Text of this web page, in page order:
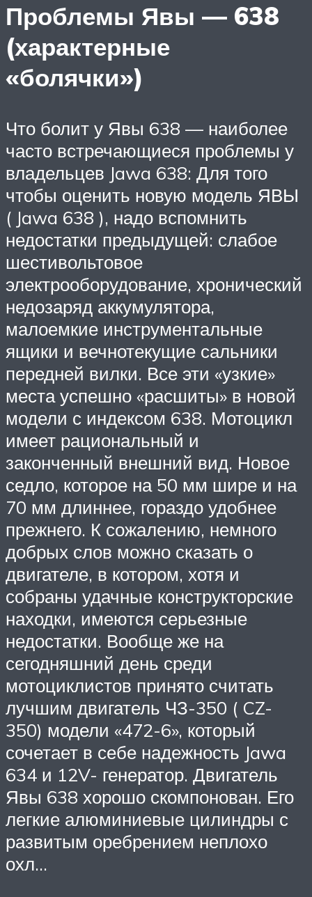
Проблемы Явы — 638
(характерные
«болячки»)
Что болит у Явы 638 — наиболее
часто встречающиеся проблемы у
владельцев Jawa 638: Для того
чтобы оценить новую модель ЯВЫ
( Jawa 638 ), надо вспомнить
недостатки предыдущей: слабое
шестивольтовое
электрооборудование, хронический
недозаряд аккумулятора,
малоемкие инструментальные
ящики и вечнотекущие сальники
передней вилки. Все эти «узкие»
места успешно «расшиты» в новой
модели с индексом 638. Мотоцикл
имеет рациональный и
законченный внешний вид. Новое
седло, которое на 50 мм шире и на
70 мм длиннее, гораздо удобнее
прежнего. К сожалению, немного
добрых слов можно сказать о
двигателе, в котором, хотя и
собраны удачные конструкторские
находки, имеются серьезные
недостатки. Вообще же на
сегодняшний день среди
мотоциклистов принято считать
лучшим двигатель ЧЗ-350 ( CZ-
350) модели «472-6», который
сочетает в себе надежность Jawa
634 и 12V- генератор. Двигатель
Явы 638 хорошо скомпонован. Его
легкие алюминиевые цилиндры с
развитым оребрением неплохо
охл…